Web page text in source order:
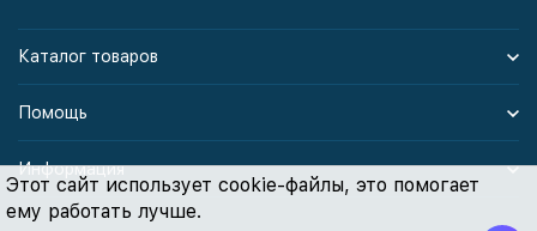
Этот сайт использует cookie-файлы, это помогает
ему работать лучше.
Каталог товаров
Помощь
Информация